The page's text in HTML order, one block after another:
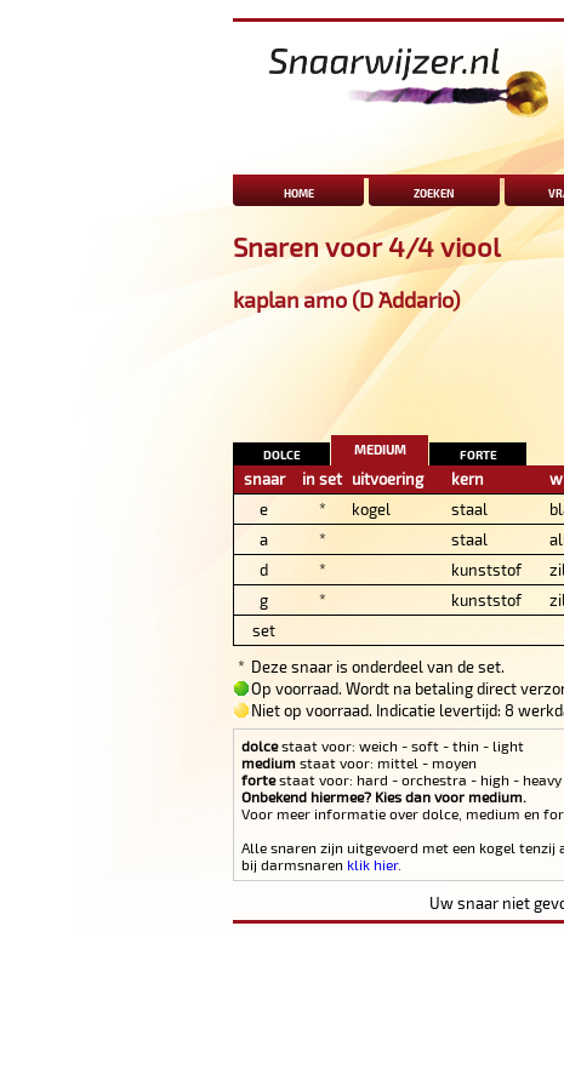
home zoeken
Snaren voor 4/4 viool
kaplan amo (D `Addario)
dolce medium forte
snaar in set uitvoering kern
e
* kogel staal
a
* staal
d
* kunststof
g
* kunststof
set
* Deze snaar is onderdeel van de set.
Op voorraad. Wordt na betaling direct
Niet op voorraad. Indicatie levertijd: 8
dolcestaat voor: weich - soft - thin - light
medium staat voor: mittel - moyen
fortestaat voor: hard - orchestra - high - heavy
Onbekend hiermee? Kies dan voor medium.
Voor meer informatie over dolce, medium en
Alle snaren zijn uitgevoerd met een kogel
bij darmsnaren klik hier.
Uw snaar niet